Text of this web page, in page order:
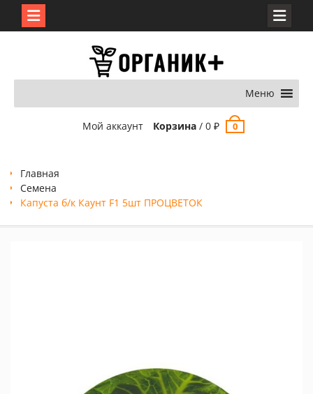
Меню
Мой аккаунт Корзина/ 0 ₽ 0
Главная
Семена
Капуста б/к Каунт F1 5шт ПРОЦВЕТОК